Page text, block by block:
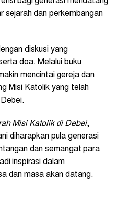
sejarah dan perkembangan
diskusi yang
doa. Melalui buku
mencintai gereja dan
Misi Katolik yang telah
Misi Katolik di Debei,
diharapkan pula generasi
dan semangat para
inspirasi dalam
dan masa akan datang.